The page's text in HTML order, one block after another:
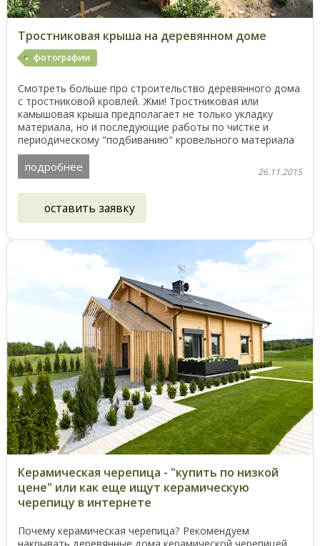
Тростниковая крыша на деревянном доме
фотографии
Смотреть больше про строительство деревянного дома
с тростниковой кровлей. Жми! Тростниковая или
камышовая крыша предполагает не только укладку
материала, но и последующие работы по чистке и
периодическому "подбиванию" кровельного материала
из ...
подробнее 26.11.2015
оставить заявку
Керамическая черепица - "купить по низкой
цене" или как еще ищут керамическую
черепицу в интернeте
Почему керамическая черепица? Рекомендуем